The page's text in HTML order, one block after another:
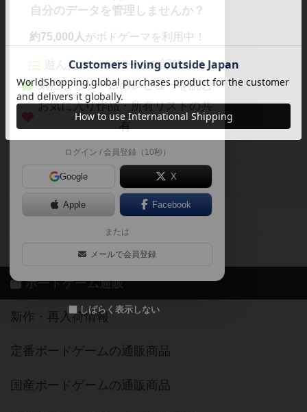
自分のデータを管理しませんか？
約75,000人 がボドゲーマを利用中！
遊んだボードゲームを記録する
気になるゲームのレビューを読む
お気に入り作品・所有リストの共
有
ログイン / 会員登録（10秒）
Google X
Apple Facebook
または
メールで会員登録
しばらく表示しない
ボードゲームを検索する
ボードゲームの新着レビュー
ボードゲーム会情報
メカニクス特集
掲示板・トピックス
ボドとも・会員一覧
ボードゲーム業界コラム
ボドゲーマご利用案内
ボードゲーム通販
新作・再入荷情報
定番ボードゲームの通販商品
国産ボードゲームの通販商品